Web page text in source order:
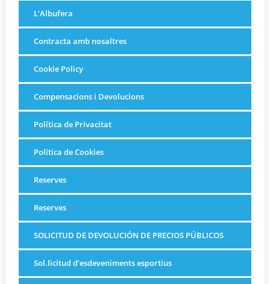
L’Albufera
Contracta amb nosaltres
Cookie Policy
Compensacions i Devolucions
Política de Privacitat
Política de Cookies
Reserves
Reserves
SOLICITUD DE DEVOLUCIÓN DE PRECIOS PÚBLICOS
Sol.licitud d’esdeveniments esportius